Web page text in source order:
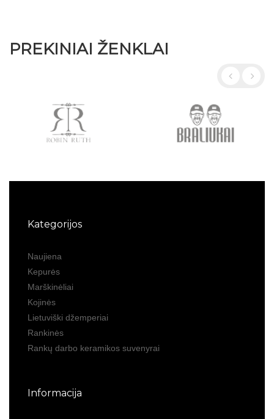
PREKINIAI ŽENKLAI
Kategorijos
Naujiena
Kepurės
Marškinėliai
Kojinės
Lietuviški džemperiai
Rankinės
Rankų darbo keramikos suvenyrai
Informacija